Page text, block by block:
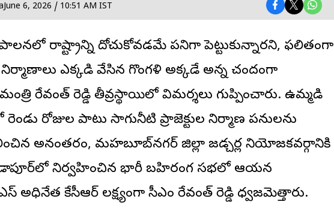
June 6, 2026 / 10:51 AM IST
పాలనలో రాష్ట్రాన్ని దోచుకోవడమే పనిగా పెట్టుకున్నారని, ఫలితంగా
నిర్మాణాలు ఎక్కడి వేసిన గొంగళి అక్కడే అన్న చందంగా
రేవంత్ రెడ్డి తీవ్రస్థాయిలో విమర్శలు గుప్పించారు. ఉమ్మడి
రోజుల పాటు సాగునీటి ప్రాజెక్టుల నిర్మాణ పనులను
అనంతరం, మహబూబ్‌నగర్ జిల్లా జడ్చర్ల నియోజకవర్గానికి
నిర్వహించిన భారీ బహిరంగ సభలో ఆయన
అధినేత కేసీఆర్ లక్ష్యంగా సీఎం రేవంత్ రెడ్డి ధ్వజమెత్తారు.